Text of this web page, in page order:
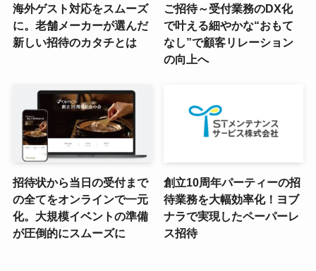
海外ゲスト対応をスムーズ
に。老舗メーカーが選んだ
新しい招待のカタチとは
ご招待～受付業務のDX化
で叶える細やかな“おもて
なし”で顧客リレーション
の向上へ
招待状から当日の受付まで
の全てをオンラインで一元
化。大規模イベントの準備
が圧倒的にスムーズに
創立10周年パーティーの招
待業務を大幅効率化！ヨブ
ナラで実現したペーパーレ
ス招待